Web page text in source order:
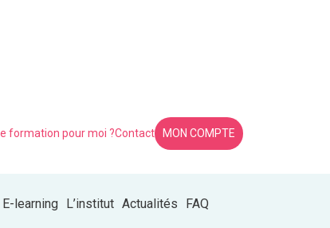
formation pour moi ?Contact MON COMPTE
E-learning L’institut Actualités FAQ